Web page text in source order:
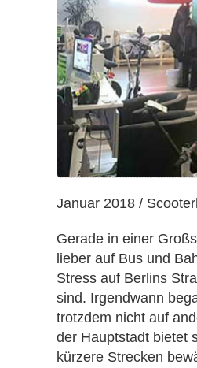
Januar 2018 /
Gerade in einer
lieber auf Bus und
Stress auf Berlins
sind. Irgendwann
trotzdem nicht auf
der Hauptstadt bietet
kürzere Strecken